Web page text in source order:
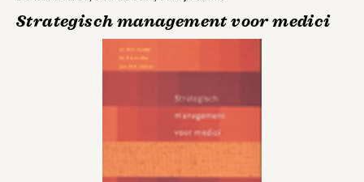
Strategisch management voor medici